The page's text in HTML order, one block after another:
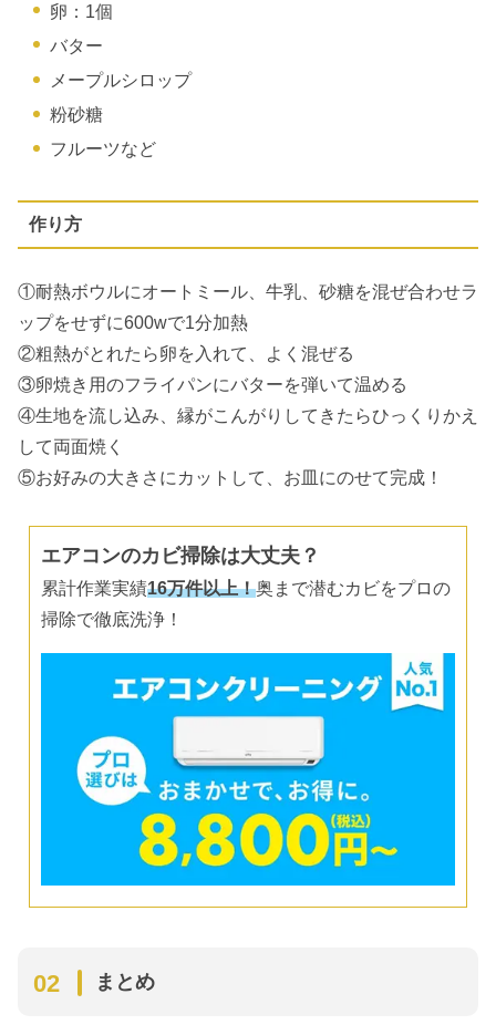
卵：1個
バター
メープルシロップ
粉砂糖
フルーツなど
作り方
①耐熱ボウルにオートミール、牛乳、砂糖を混ぜ合わせラ
ップをせずに600wで1分加熱
②粗熱がとれたら卵を入れて、よく混ぜる
③卵焼き用のフライパンにバターを弾いて温める
④生地を流し込み、縁がこんがりしてきたらひっくりかえ
して両面焼く
⑤お好みの大きさにカットして、お皿にのせて完成！
エアコンのカビ掃除は大丈夫？
累計作業実績16万件以上！奥まで潜むカビをプロの
掃除で徹底洗浄！
まとめ